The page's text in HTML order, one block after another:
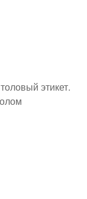
этикет.